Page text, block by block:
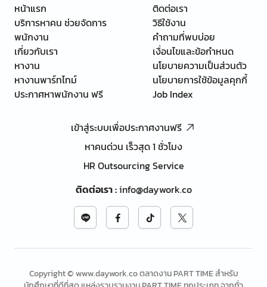
หน้าแรก
บริการหาคน ช่วยจัดการ
พนักงาน
เกี่ยวกับเรา
หางาน
หางานพาร์ทไทม์
ประกาศหาพนักงาน ฟรี
ติดต่อเรา
วิธีใช้งาน
คำถามที่พบบ่อย
เงื่อนไขและข้อกำหนด
นโยบายความเป็นส่วนตัว
นโยบายการใช้ข้อมูลคุกกี้
Job Index
เข้าสู่ระบบเพื่อประกาศงานฟรี
หาคนด่วน เร็วสุด 1 ชั่วโมง
HR Outsourcing Service
ติดต่อเรา:info@daywork.co
Copyright © www.daywork.co ตลาดงาน PART TIME สำหรับ